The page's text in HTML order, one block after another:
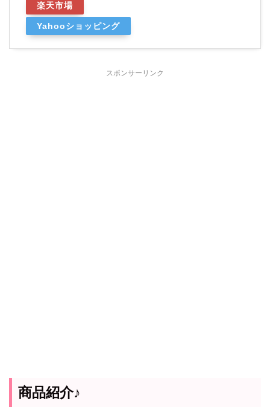
楽天市場
Yahooショッピング
スポンサーリンク
商品紹介♪